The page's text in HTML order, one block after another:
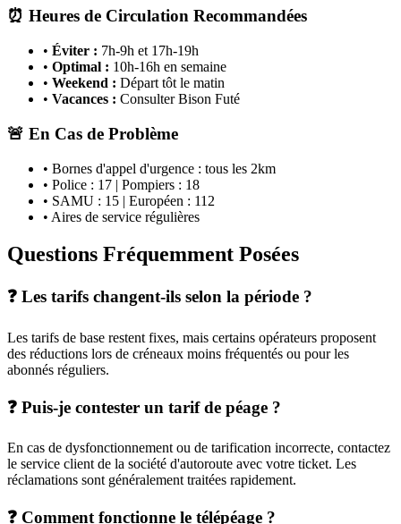
⏰ Heures de Circulation Recommandées
• Éviter : 7h-9h et 17h-19h
• Optimal : 10h-16h en semaine
• Weekend : Départ tôt le matin
• Vacances : Consulter Bison Futé
🚨 En Cas de Problème
• Bornes d'appel d'urgence : tous les 2km
• Police : 17 | Pompiers : 18
• SAMU : 15 | Européen : 112
• Aires de service régulières
Questions Fréquemment Posées
❓ Les tarifs changent-ils selon la période ?
Les tarifs de base restent fixes, mais certains opérateurs proposent
des réductions lors de créneaux moins fréquentés ou pour les
abonnés réguliers.
❓ Puis-je contester un tarif de péage ?
En cas de dysfonctionnement ou de tarification incorrecte, contactez
le service client de la société d'autoroute avec votre ticket. Les
réclamations sont généralement traitées rapidement.
❓ Comment fonctionne le télépéage ?